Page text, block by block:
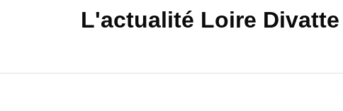
L'actualité Loire Divatte